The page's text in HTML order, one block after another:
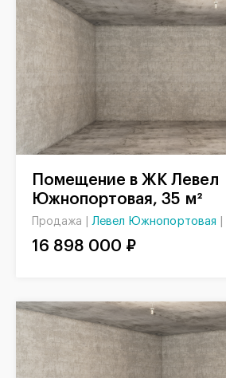
Южнопортовая, 35 м²
Продажа | Левел Южнопортовая
16 898 000 ₽